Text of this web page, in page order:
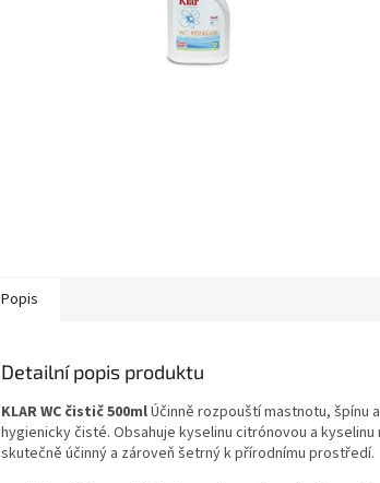
Popis
Detailní popis produktu
KLAR WC čistič 500mlÚčinně rozpouští mastnotu, špínu
hygienicky čisté. Obsahuje kyselinu citrónovou a
skutečně účinný a zároveň šetrný k přírodnímu prostředí.